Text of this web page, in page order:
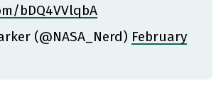
bDQ4VVlqbA
(@NASA_Nerd) February